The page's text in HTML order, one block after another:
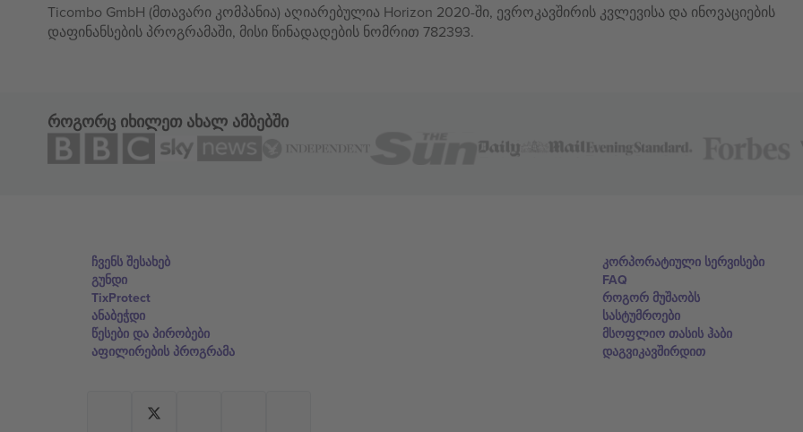
Ticombo GmbH (მთავარი კომპანია) აღიარებულია Horizon 2020-ში, ევროკავშირის კვლევისა და ინოვაციების
დაფინანსების პროგრამაში, მისი წინადადების ნომრით 782393.
როგორც იხილეთ ახალ ამბებში
ჩვენს შესახებ
გუნდი
TixProtect
ანაბეჭდი
წესები და პირობები
აფილირების პროგრამა
კორპორატიული სერვისები
FAQ
როგორ მუშაობს
სასტუმროები
მსოფლიო თასის ჰაბი
დაგვიკავშირდით